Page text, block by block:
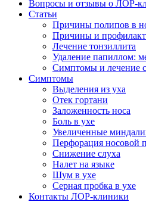
Вопросы и отзывы о ЛОР-
Статьи
Причины полипов в
Причины и
Лечение тонзиллита
Удаление папиллом:
Симптомы и лечение
Симптомы
Выделения из уха
Отек гортани
Заложенность носа
Боль в ухе
Увеличенные
Перфорация носовой
Снижение слуха
Налет на языке
Шум в ухе
Серная пробка в ухе
Контакты ЛОР-клиники